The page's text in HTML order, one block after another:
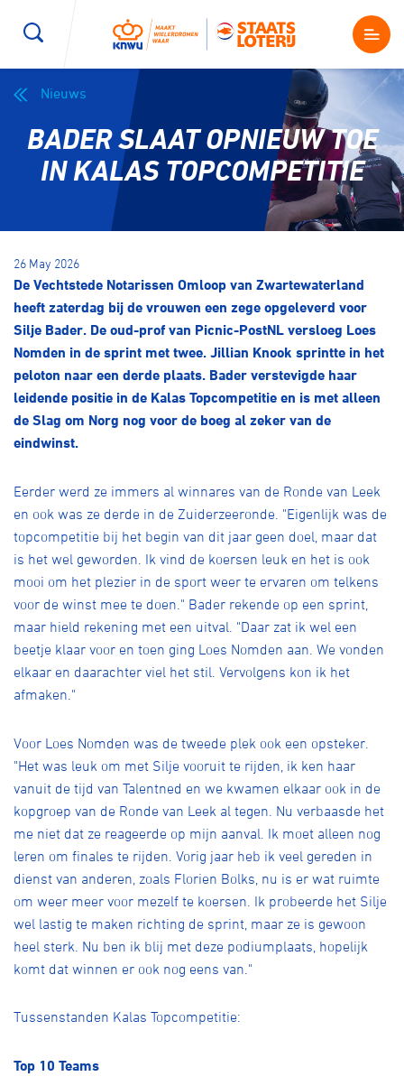
Kenniscentrum
Magazine
Nieuws
Shop
Producten en diensten
Contact
Over ons
Nieuws
BADER SLAAT OPNIEUW TOE
IN KALAS TOPCOMPETITIE
26 May 2026
De Vechtstede Notarissen Omloop van Zwartewaterland
heeft zaterdag bij de vrouwen een zege opgeleverd voor
Silje Bader. De oud-prof van Picnic-PostNL versloeg Loes
Nomden in de sprint met twee. Jillian Knook sprintte in het
peloton naar een derde plaats. Bader verstevigde haar
leidende positie in de Kalas Topcompetitie en is met alleen
de Slag om Norg nog voor de boeg al zeker van de
eindwinst.
Eerder werd ze immers al winnares van de Ronde van Leek
en ook was ze derde in de Zuiderzeeronde. "Eigenlijk was de
topcompetitie bij het begin van dit jaar geen doel, maar dat
is het wel geworden. Ik vind de koersen leuk en het is ook
mooi om het plezier in de sport weer te ervaren om telkens
voor de winst mee te doen." Bader rekende op een sprint,
maar hield rekening met een uitval. "Daar zat ik wel een
beetje klaar voor en toen ging Loes Nomden aan. We vonden
elkaar en daarachter viel het stil. Vervolgens kon ik het
afmaken."
Voor Loes Nomden was de tweede plek ook een opsteker.
"Het was leuk om met Silje vooruit te rijden, ik ken haar
vanuit de tijd van Talentned en we kwamen elkaar ook in de
kopgroep van de Ronde van Leek al tegen. Nu verbaasde het
me niet dat ze reageerde op mijn aanval. Ik moet alleen nog
leren om finales te rijden. Vorig jaar heb ik veel gereden in
dienst van anderen, zoals Florien Bolks, nu is er wat ruimte
om weer meer voor mezelf te koersen. Ik probeerde het Silje
wel lastig te maken richting de sprint, maar ze is gewoon
heel sterk. Nu ben ik blij met deze podiumplaats, hopelijk
komt dat winnen er ook nog eens van."
Tussenstanden Kalas Topcompetitie:
Top 10 Teams
Wegwielrennen Mountainbiken
E-Racing
Kunstwielrijden ID-Cycling
Baanwielrennen
BMX freestyle Gravel
Veldrijden Biketrial
Pumptrack